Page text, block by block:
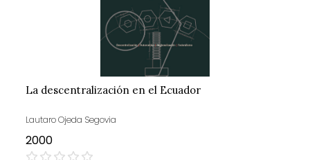
La descentralización en el Ecuador
Lautaro Ojeda Segovia
2000